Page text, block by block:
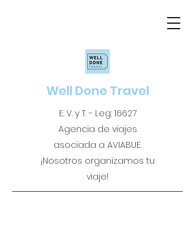
Well Done Travel
E. V. y T. - Leg: 16627
Agencia de viajes
asociada a AVIABUE.
¡Nosotros organizamos tu
viaje!